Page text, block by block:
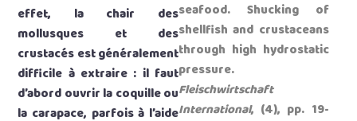
effet, la chair des
mollusques et des
crustacés est généralement
difficile à extraire : il faut
d’abord ouvrir la coquille ou
la carapace, parfois à l’aide
seafood. Shucking of
shellfish and crustaceans
through high hydrostatic
pressure.
Fleischwirtschaft
International, (4), pp. 19-